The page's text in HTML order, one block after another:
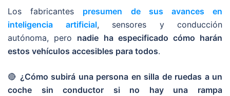
Los fabricantes presumen de sus avances en
inteligencia artificial, sensores y conducción
autónoma, pero nadie ha especificado cómo harán
estos vehículos accesibles para todos.
🔴 ¿Cómo subirá una persona en silla de ruedas a un
coche sin conductor si no hay una rampa